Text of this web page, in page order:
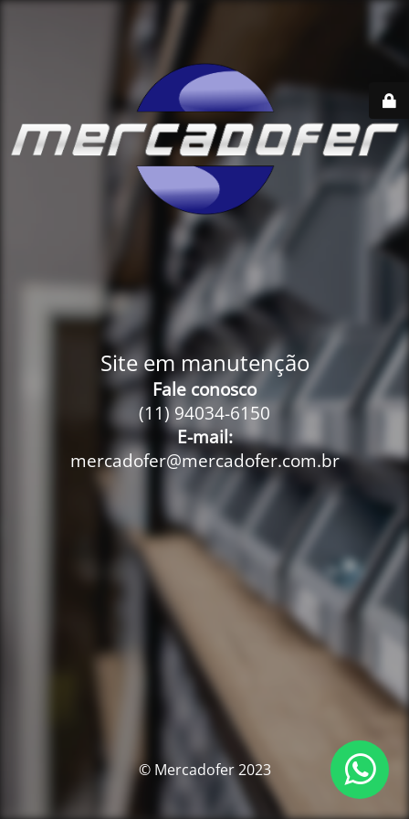
Site em manutenção
Fale conosco
(11) 94034-6150
E-mail:
mercadofer@mercadofer.com.br
© Mercadofer 2023